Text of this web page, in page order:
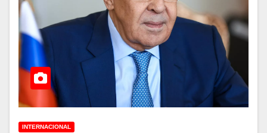
INTERNACIONAL